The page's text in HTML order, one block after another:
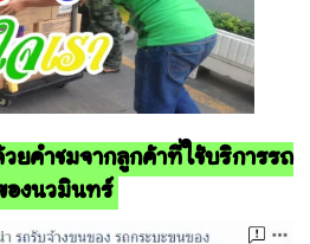
ยคำชมจากลูกค้าที่ใช้บริการรถ
องนวมินทร์